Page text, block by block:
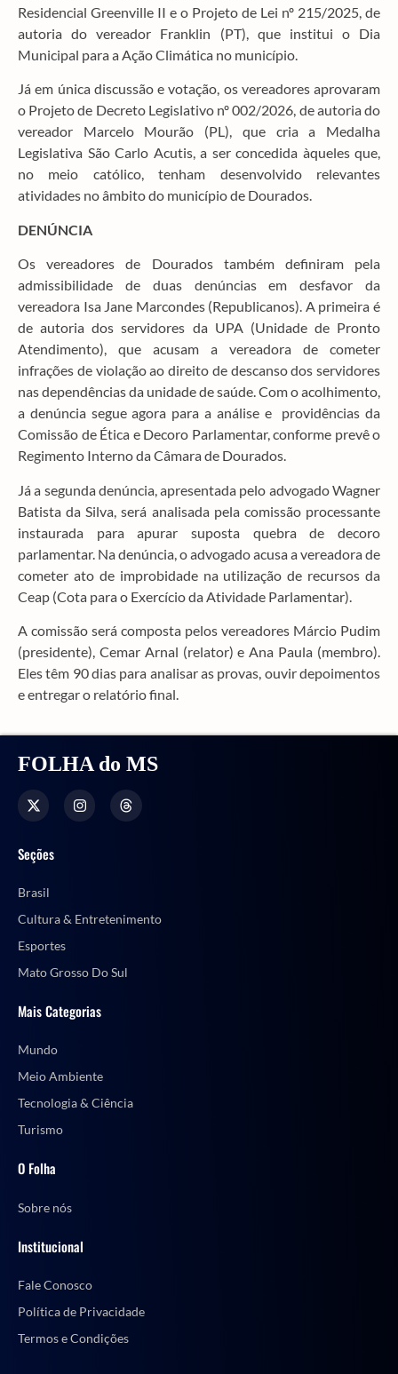
Residencial Greenville II e o Projeto de Lei nº 215/2025, de
autoria do vereador Franklin (PT), que institui o Dia
Municipal para a Ação Climática no município.
Já em única discussão e votação, os vereadores aprovaram
o Projeto de Decreto Legislativo nº 002/2026, de autoria do
vereador Marcelo Mourão (PL), que cria a Medalha
Legislativa São Carlo Acutis, a ser concedida àqueles que,
no meio católico, tenham desenvolvido relevantes
atividades no âmbito do município de Dourados.
DENÚNCIA
Os vereadores de Dourados também definiram pela
admissibilidade de duas denúncias em desfavor da
vereadora Isa Jane Marcondes (Republicanos). A primeira é
de autoria dos servidores da UPA (Unidade de Pronto
Atendimento), que acusam a vereadora de cometer
infrações de violação ao direito de descanso dos servidores
nas dependências da unidade de saúde. Com o acolhimento,
a denúncia segue agora para a análise e providências da
Comissão de Ética e Decoro Parlamentar, conforme prevê o
Regimento Interno da Câmara de Dourados.
Já a segunda denúncia, apresentada pelo advogado Wagner
Batista da Silva, será analisada pela comissão processante
instaurada para apurar suposta quebra de decoro
parlamentar. Na denúncia, o advogado acusa a vereadora de
cometer ato de improbidade na utilização de recursos da
Ceap (Cota para o Exercício da Atividade Parlamentar).
A comissão será composta pelos vereadores Márcio Pudim
(presidente), Cemar Arnal (relator) e Ana Paula (membro).
Eles têm 90 dias para analisar as provas, ouvir depoimentos
e entregar o relatório final.
FOLHA do MS
Seções
Brasil
Cultura & Entretenimento
Esportes
Mato Grosso Do Sul
Mais Categorias
Mundo
Meio Ambiente
Tecnologia & Ciência
Turismo
O Folha
Sobre nós
Institucional
Fale Conosco
Política de Privacidade
Termos e Condições